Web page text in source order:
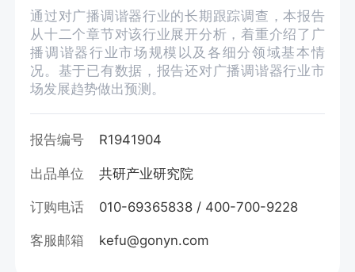
通过对广播调谐器行业的长期跟踪调查，本报告
从十二个章节对该行业展开分析，着重介绍了广
播调谐器行业市场规模以及各细分领域基本情
况。基于已有数据，报告还对广播调谐器行业市
场发展趋势做出预测。
报告编号 R1941904
出品单位 共研产业研究院
订购电话 010-69365838 / 400-700-9228
客服邮箱 kefu@gonyn.com